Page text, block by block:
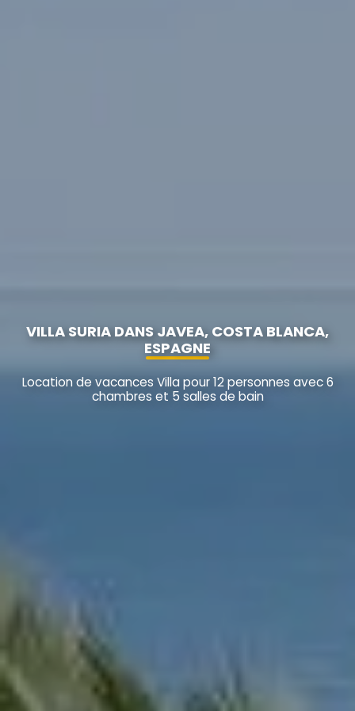
VILLA SURIA DANS JAVEA, COSTA BLANCA,
ESPAGNE
Location de vacances Villa pour 12 personnes avec 6
chambres et 5 salles de bain